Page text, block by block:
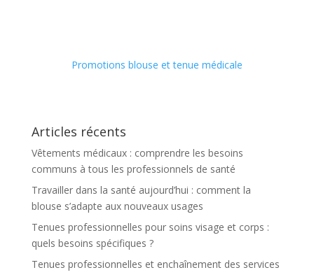
Promotions blouse et tenue médicale
Articles récents
Vêtements médicaux : comprendre les besoins
communs à tous les professionnels de santé
Travailler dans la santé aujourd’hui : comment la
blouse s’adapte aux nouveaux usages
Tenues professionnelles pour soins visage et corps :
quels besoins spécifiques ?
Tenues professionnelles et enchaînement des services